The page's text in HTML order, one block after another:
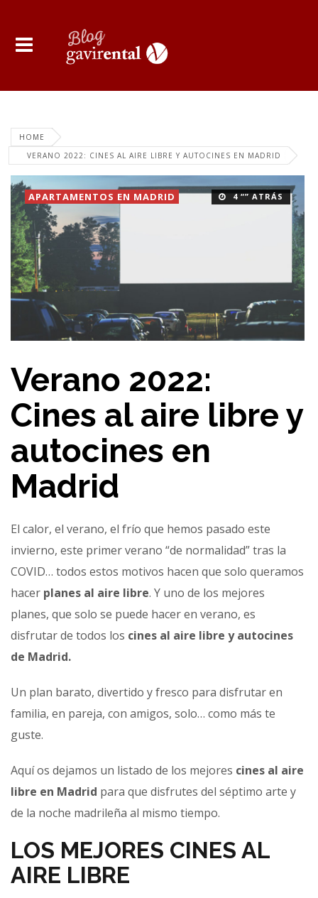
HOME
VERANO 2022: CINES AL AIRE LIBRE Y AUTOCINES EN MADRID
4 “” ATRÁS
APARTAMENTOS EN MADRID
Verano 2022:
Cines al aire libre y
autocines en
Madrid
El calor, el verano, el frío que hemos pasado este
invierno, este primer verano “de normalidad” tras la
COVID… todos estos motivos hacen que solo queramos
hacer planes al aire libre. Y uno de los mejores
planes, que solo se puede hacer en verano, es
disfrutar de todos los cines al aire libre y autocines
de Madrid.
Un plan barato, divertido y fresco para disfrutar en
familia, en pareja, con amigos, solo… como más te
guste.
Aquí os dejamos un listado de los mejores cines al aire
libre en Madrid para que disfrutes del séptimo arte y
de la noche madrileña al mismo tiempo.
LOS MEJORES CINES AL
AIRE LIBRE